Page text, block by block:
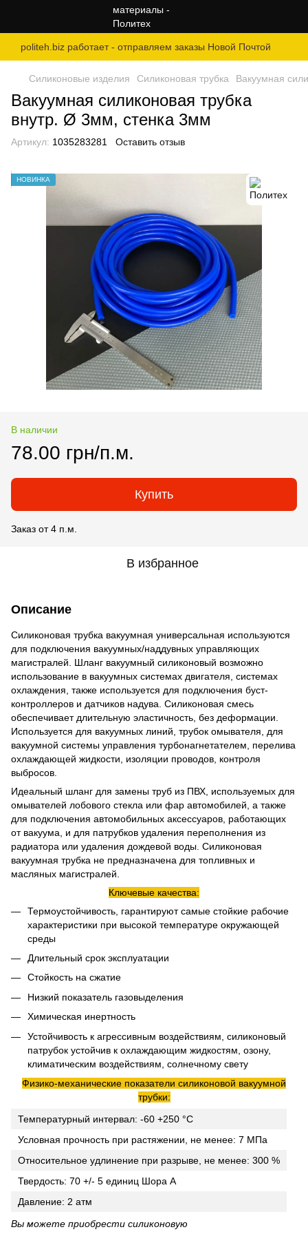
politeh.biz работает - отправляем заказы Новой Почтой
Силиконовые изделия Силиконовая трубка Вакуумная
Вакуумная силиконовая трубка
внутр. Ø 3мм, стенка 3мм
Артикул: 1035283281 Оставить отзыв
НОВИНКА
В наличии
78.00 грн/п.м.
Купить
Заказ от 4 п.м.
В избранное
Описание
Силиконовая трубка вакуумная универсальная используются
для подключения вакуумных/наддувных управляющих
магистралей. Шланг вакуумный силиконовый возможно
использование в вакуумных системах двигателя, системах
охлаждения, также используется для подключения буст-
контроллеров и датчиков надува. Силиконовая смесь
обеспечивает длительную эластичность, без деформации.
Используется для вакуумных линий, трубок омывателя, для
вакуумной системы управления турбонагнетателем, перелива
охлаждающей жидкости, изоляции проводов, контроля
выбросов.
Идеальный шланг для замены труб из ПВХ, используемых для
омывателей лобового стекла или фар автомобилей, а также
для подключения автомобильных аксессуаров, работающих
от вакуума, и для патрубков удаления переполнения из
радиатора или удаления дождевой воды. Силиконовая
вакуумная трубка не предназначена для топливных и
масляных магистралей.
Ключевые качества:
Термоустойчивость, гарантируют самые стойкие рабочие
характеристики при высокой температуре окружающей
среды
Длительный срок эксплуатации
Стойкость на сжатие
Низкий показатель газовыделения
Химическая инертность
Устойчивость к агрессивным воздействиям, силиконовый
патрубок устойчив к охлаждающим жидкостям, озону,
климатическим воздействиям, солнечному свету
Физико-механические показатели силиконовой вакуумной
трубки:
Температурный интервал: -60 +250 °C
Условная прочность при растяжении, не менее: 7 МПа
Относительное удлинение при разрыве, не менее: 300 %
Твердость: 70 +/- 5 единиц Шора А
Давление: 2 атм
Вы можете приобрести силиконовую